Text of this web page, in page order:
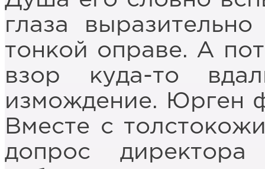
глаза
тонкой оправе. А
взор куда-то
измождение. Юрген
Вместе с
допрос